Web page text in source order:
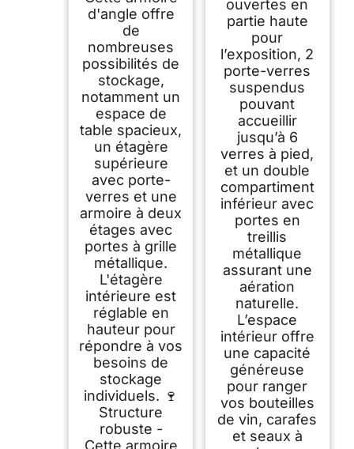
d'angle offre
de
nombreuses
possibilités de
stockage,
notamment un
espace de
table spacieux,
un étagère
supérieure
avec porte-
verres et une
armoire à deux
étages avec
portes à grille
métallique.
L'étagère
intérieure est
réglable en
hauteur pour
répondre à vos
besoins de
stockage
individuels. 🍷
Structure
robuste -
Cette armoire
ouvertes en
partie haute
pour
l’exposition, 2
porte-verres
suspendus
pouvant
accueillir
jusqu’à 6
verres à pied,
et un double
compartiment
inférieur avec
portes en
treillis
métallique
assurant une
aération
naturelle.
L’espace
intérieur offre
une capacité
généreuse
pour ranger
vos bouteilles
de vin, carafes
et seaux à